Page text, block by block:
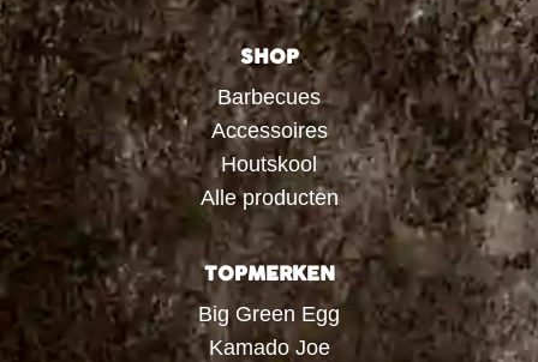
SHOP
Barbecues
Accessoires
Houtskool
Alle producten
TOPMERKEN
Big Green Egg
Kamado Joe